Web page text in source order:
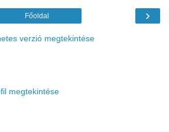
›
Főoldal
verzió megtekintése
megtekintése